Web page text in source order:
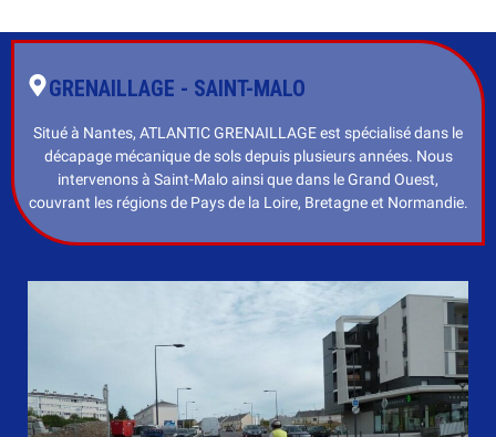
GRENAILLAGE - SAINT-MALO
Situé à Nantes, ATLANTIC GRENAILLAGE est spécialisé dans le
décapage mécanique de sols depuis plusieurs années. Nous
intervenons à Saint-Malo ainsi que dans le Grand Ouest,
couvrant les régions de Pays de la Loire, Bretagne et Normandie.